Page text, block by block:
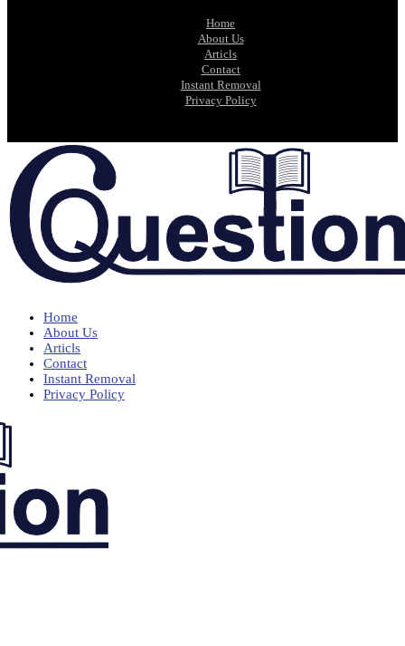
Home
About Us
Articls
Contact
Instant Removal
Privacy Policy
Home
About Us
Articls
Contact
Instant Removal
Privacy Policy